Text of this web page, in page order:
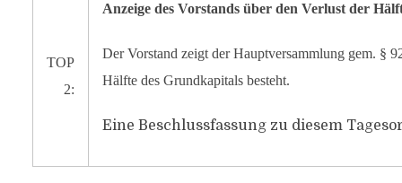
TOP
2:
Anzeige des Vorstands über den Verlust der
Der Vorstand zeigt der Hauptversammlung gem. §
Hälfte des Grundkapitals besteht.
Eine Beschlussfassung zu diesem